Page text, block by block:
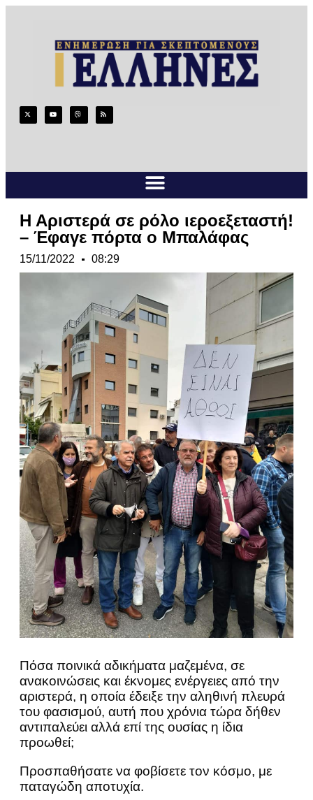
Η Αριστερά σε ρόλο ιεροεξεταστή!
– Έφαγε πόρτα ο Μπαλάφας
15/11/2022 08:29
Πόσα ποινικά αδικήματα μαζεμένα, σε
ανακοινώσεις και έκνομες ενέργειες από την
αριστερά, η οποία έδειξε την αληθινή πλευρά
του φασισμού, αυτή που χρόνια τώρα δήθεν
αντιπαλεύει αλλά επί της ουσίας η ίδια
προωθεί;
Προσπαθήσατε να φοβίσετε τον κόσμο, με
παταγώδη αποτυχία.